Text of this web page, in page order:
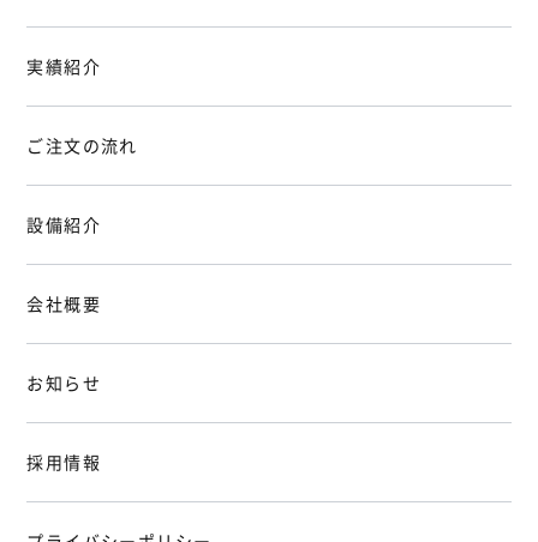
実績紹介
ご注文の流れ
設備紹介
会社概要
お知らせ
採用情報